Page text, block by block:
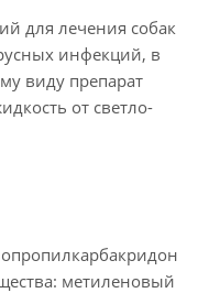
для лечения собак
инфекций, в
виду препарат
от светло-
метиленовый